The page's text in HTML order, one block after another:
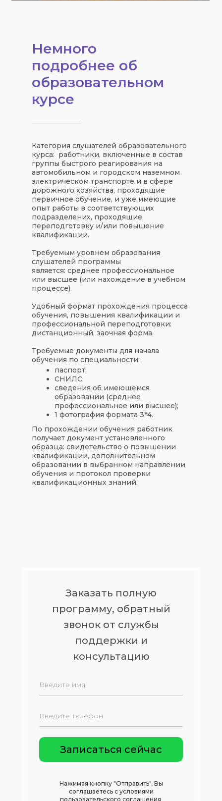
Немного
подробнее об
образовательном
курсе
Категория слушателей образовательного
курса: работники, включенные в состав
группы быстрого реагирования на
автомобильном и городском наземном
электрическом транспорте и в сфере
дорожного хозяйства, проходящие
первичное обучение, и уже имеющие
опыт работы в соответствующих
подразделених, проходящие
переподготовку и/или повышение
квалификации.
Требуемым уровнем образования
слушателей программы
является: среднее профессиональное
или высшее (или нахождение в учебном
процессе).
Удобный формат прохождения процесса
обучения, повышения квалификации и
профессиональной переподготовки:
дистанционный, заочная форма.
Требуемые документы для начала
обучения по специальности:
паспорт;
СНИЛС;
сведения об имеющемся
образовании (среднее
профессиональное или высшее);
1 фотография формата 3*4.
По прохождении обучения работник
получает документ установленного
образца: свидетельство о повышении
квалификации, дополнительном
образовании в выбранном направлении
обучения и протокол проверки
квалификационных знаний.
Заказать полную
программу, обратный
звонок от службы
поддержки и
консультацию
Нажимая кнопку "Отправить", Вы
соглашаетесь с условиями
пользовательского соглашения